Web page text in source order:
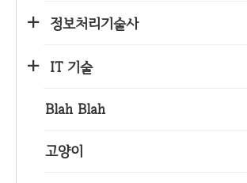
정보처리기술사
IT 기술
Blah Blah
고양이